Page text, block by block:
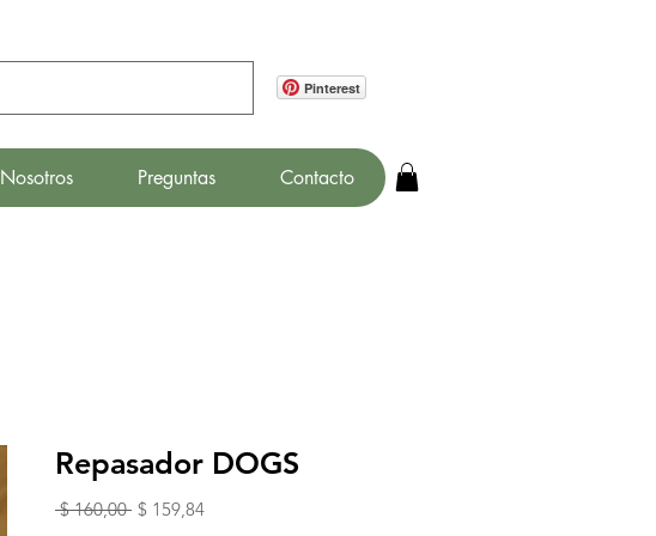
Pinterest
Nosotros Preguntas Contacto
Repasador DOGS
$ 160,00 Precio
$ 159,84Precio